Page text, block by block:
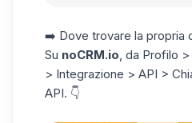
➡️ Dove trovare la propria
Su noCRM.io , da Profilo
> Integrazione > API >
API. 👇